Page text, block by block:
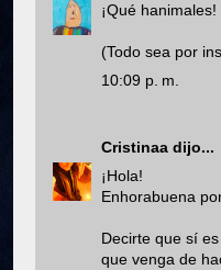
¡Qué
(Todo sea por
10:09 p. m.
Cristinaa dijo...
¡Hola!
Enhorabuena
Decirte que sí
que venga de